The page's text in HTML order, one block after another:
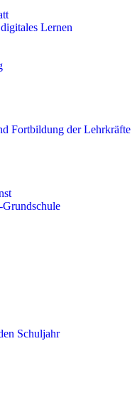
Lernen
Fortbildung der Lehrkräfte
Schuljahr